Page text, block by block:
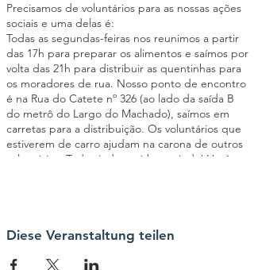
Precisamos de voluntários para as nossas ações
sociais e uma delas é:
Todas as segundas-feiras nos reunimos a partir
das 17h para preparar os alimentos e saímos por
volta das 21h para distribuir as quentinhas para
os moradores de rua. Nosso ponto de encontro
é na Rua do Catete nº 326 (ao lado da saída B
do metrô do Largo do Machado), saímos em
carretas para a distribuição. Os voluntários que
estiverem de carro ajudam na carona de outros
voluntários. Toda ajuda será bem-vinda! Você
elo da nossa Corrente pelo Bem!
Diese Veranstaltung teilen